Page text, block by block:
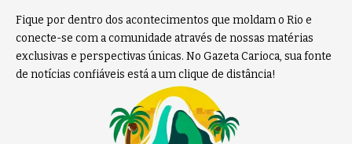
Fique por dentro dos acontecimentos que moldam o Rio e
conecte-se com a comunidade através de nossas matérias
exclusivas e perspectivas únicas. No Gazeta Carioca, sua fonte
de notícias confiáveis está a um clique de distância!